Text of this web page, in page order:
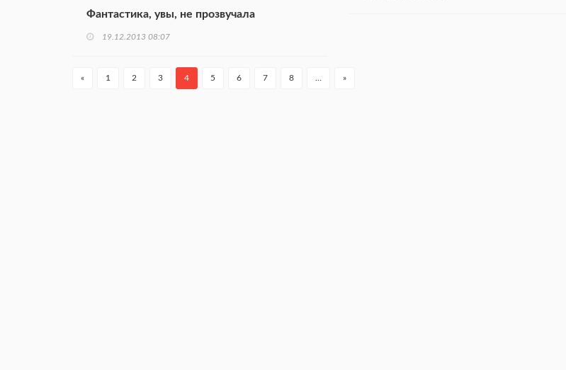
Фантастика, увы, не прозвучала
19.12.2013 08:07
« 1 2 3 4 5 6 7 8 … »